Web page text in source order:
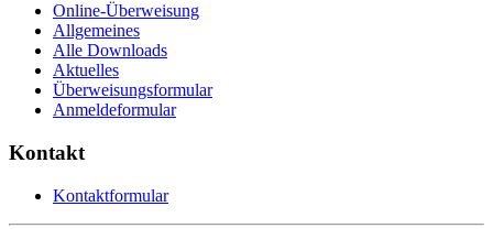
Online-Überweisung
Allgemeines
Alle Downloads
Aktuelles
Überweisungsformular
Anmeldeformular
Kontakt
Kontaktformular